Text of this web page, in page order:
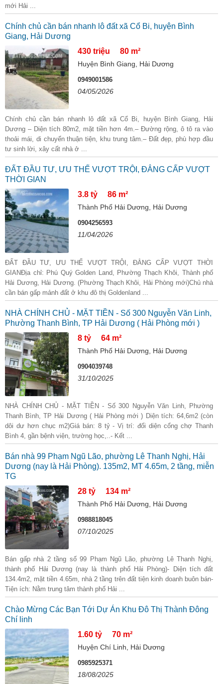
mới Hải ...
Chính chủ cần bán nhanh lô đất xã Cổ Bi, huyện Bình
Giang, Hải Dương
430 triệu
80 m²
Huyện Bình Giang, Hải Dương
0949001586
04/05/2026
Chính chủ cần bán nhanh lô đất xã Cổ Bi, huyện Bình Giang, Hải
Dương – Diện tích 80m2, mặt tiền hơn 4m.– Đường rộng, ô tô ra vào
thoải mái, di chuyển thuận tiện, khu trung tâm.– Đất đẹp, phù hợp đầu
tư sinh lời, xây cất nhà ở ...
ĐẤT ĐẦU TƯ, ƯU THẾ VƯỢT TRỘI, ĐẲNG CẤP VƯỢT
THỜI GIAN
3.8 tỷ
86 m²
Thành Phố Hải Dương, Hải Dương
0904256593
11/04/2026
ĐẤT ĐẦU TƯ, ƯU THẾ VƯỢT TRỘI, ĐẲNG CẤP VƯỢT THỜI
GIANĐịa chỉ: Phú Quý Golden Land, Phường Thạch Khôi, Thành phố
Hải Dương, Hải Dương. (Phường Thạch Khôi, Hải Phòng mới)Chủ nhà
cần bán gấp mảnh đất ở khu đô thị Goldenland ...
NHÀ CHÍNH CHỦ - MẶT TIỀN - Số 300 Nguyễn Văn Linh,
Phường Thanh Bình, TP Hải Dương ( Hải Phòng mới )
8 tỷ
64 m²
Thành Phố Hải Dương, Hải Dương
0904039748
31/10/2025
NHÀ CHÍNH CHỦ - MẶT TIỀN - Số 300 Nguyễn Văn Linh, Phường
Thanh Bình, TP Hải Dương ( Hải Phòng mới ) Diện tích: 64,6m2 (còn
dôi dư hơn chục m2)Giá bán: 8 tỷ - Vị trí: đối diện cổng chợ Thanh
Bình 4, gần bệnh viện, trường học,..- Kết ...
Bán nhà 99 Phạm Ngũ Lão, phường Lê Thanh Nghị, Hải
Dương (nay là Hải Phòng). 135m2, MT 4.65m, 2 tầng, miễn
TG
28 tỷ
134 m²
Thành Phố Hải Dương, Hải Dương
0988818045
07/10/2025
Bán gấp nhà 2 tầng số 99 Phạm Ngũ Lão, phường Lê Thanh Nghị,
thành phố Hải Dương (nay là thành phố Hải Phòng)- Diện tích đất
134.4m2, mặt tiền 4.65m, nhà 2 tầng trên đất tiện kinh doanh buôn bán-
Tiện ích: Nằm trung tâm thành phố Hải ...
Chào Mừng Các Bạn Tới Dự Án Khu Đô Thị Thành Đông
Chí linh
1.60 tỷ
70 m²
Huyện Chí Linh, Hải Dương
0985925371
18/08/2025